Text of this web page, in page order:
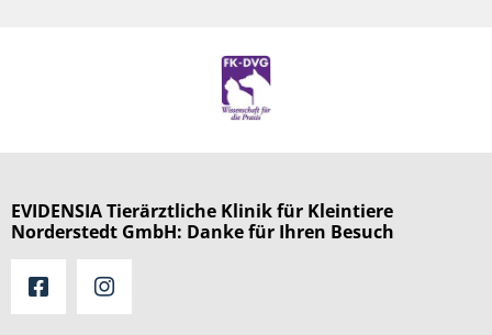
EVIDENSIA Tierärztliche Klinik für Kleintiere
Norderstedt GmbH: Danke für Ihren Besuch